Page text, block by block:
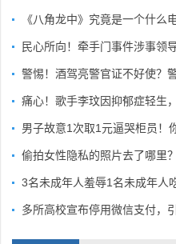
《八角龙中》究竟是一个什么
民心所向！牵手门事件涉事领
警惕！酒驾亮警官证不好使？
痛心！歌手李玟因抑郁症轻生
男子故意1次取1元逼哭柜员！
偷拍女性隐私的照片去了哪里
3名未成年人羞辱1名未成年人
多所高校宣布停用微信支付，